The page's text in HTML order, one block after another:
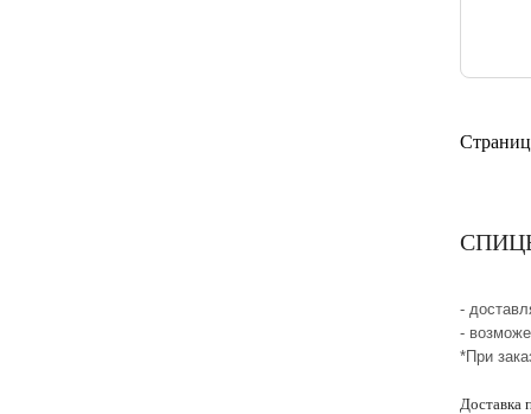
СПИЦЫ
-
-
*При
Доставка